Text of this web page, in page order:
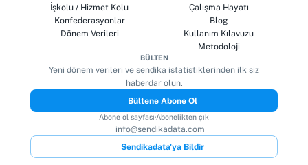
İşkolu / Hizmet Kolu
Konfederasyonlar
Dönem Verileri
Çalışma Hayatı
Blog
Kullanım Kılavuzu
Metodoloji
BÜLTEN
Yeni dönem verileri ve sendika istatistiklerinden ilk siz
haberdar olun.
Bültene Abone Ol
Abone ol sayfası·Abonelikten çık
info@sendikadata.com
Sendikadata'ya Bildir